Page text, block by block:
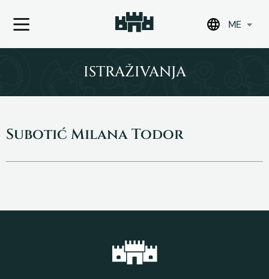
ME
ISTRAŽIVANJA
Subotić Milana Todor